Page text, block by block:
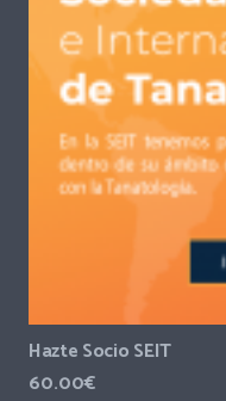
Hazte Socio SEIT
60.00€